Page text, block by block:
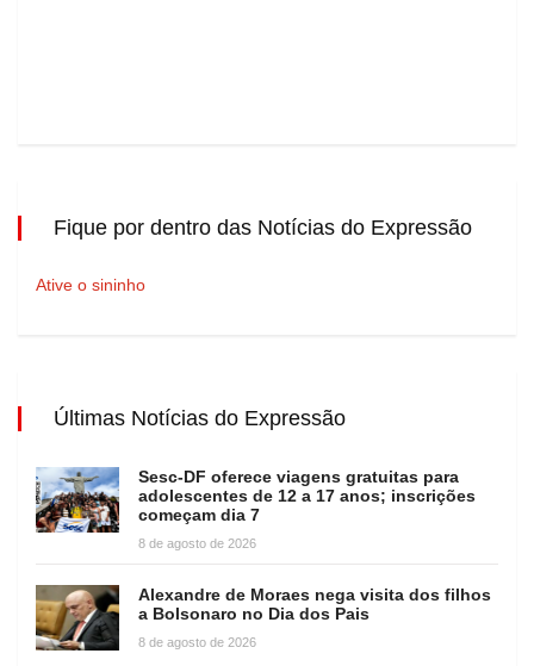
Fique por dentro das Notícias do Expressão
Ative o sininho
Últimas Notícias do Expressão
Sesc-DF oferece viagens gratuitas para
adolescentes de 12 a 17 anos; inscrições
começam dia 7
8 de agosto de 2026
Alexandre de Moraes nega visita dos filhos
a Bolsonaro no Dia dos Pais
8 de agosto de 2026